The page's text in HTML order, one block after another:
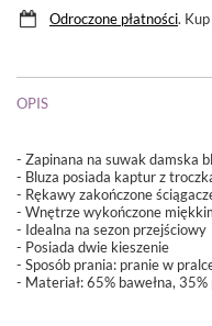
Odroczone płatności.
OPIS
- Zapinana na suwak damska
- Bluza posiada kaptur z
- Rękawy zakończone
- Wnętrze wykończone
- Idealna na sezon przejściowy
- Posiada dwie kieszenie
- Sposób prania: pranie w
- Materiał: 65% bawełna,